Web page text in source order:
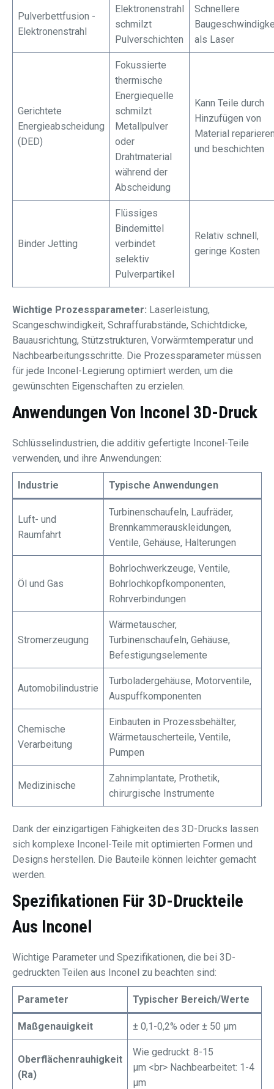
Pulverbettfusion -
Elektronenstrahl
Elektronenstrahl
schmilzt
Pulverschichten
Schnellere
als Laser
Gerichtete
Energieabscheidung
(DED)
Fokussierte
thermische
Energiequelle
schmilzt
Metallpulver
oder
Drahtmaterial
während der
Abscheidung
Kann Teile durch
Hinzufügen von
Material
und beschichten
Binder Jetting
Flüssiges
Bindemittel
verbindet
selektiv
Pulverpartikel
Relativ schnell,
geringe Kosten
Wichtige Prozessparameter: Laserleistung,
Scangeschwindigkeit, Schraffurabstände, Schichtdicke,
Bauausrichtung, Stützstrukturen, Vorwärmtemperatur und
Nachbearbeitungsschritte. Die Prozessparameter müssen
für jede Inconel-Legierung optimiert werden, um die
gewünschten Eigenschaften zu erzielen.
Anwendungen Von Inconel 3D-Druck
Schlüsselindustrien, die additiv gefertigte Inconel-Teile
verwenden, und ihre Anwendungen:
Industrie Typische Anwendungen
Luft- und
Raumfahrt
Turbinenschaufeln, Laufräder,
Brennkammerauskleidungen,
Ventile, Gehäuse, Halterungen
Öl und Gas
Bohrlochwerkzeuge, Ventile,
Bohrlochkopfkomponenten,
Rohrverbindungen
Stromerzeugung
Wärmetauscher,
Turbinenschaufeln, Gehäuse,
Befestigungselemente
Automobilindustrie
Turboladergehäuse, Motorventile,
Auspuffkomponenten
Chemische
Verarbeitung
Einbauten in Prozessbehälter,
Wärmetauscherteile, Ventile,
Pumpen
Medizinische
Zahnimplantate, Prothetik,
chirurgische Instrumente
Dank der einzigartigen Fähigkeiten des 3D-Drucks lassen
sich komplexe Inconel-Teile mit optimierten Formen und
Designs herstellen. Die Bauteile können leichter gemacht
werden.
Spezifikationen Für 3D-Druckteile
Aus Inconel
Wichtige Parameter und Spezifikationen, die bei 3D-
gedruckten Teilen aus Inconel zu beachten sind:
Parameter Typischer Bereich/Werte
Maßgenauigkeit ± 0,1-0,2% oder ± 50 μm
Oberflächenrauhigkeit
(Ra)
Wie gedruckt: 8-15
μm <br> Nachbearbeitet: 1-4
μm